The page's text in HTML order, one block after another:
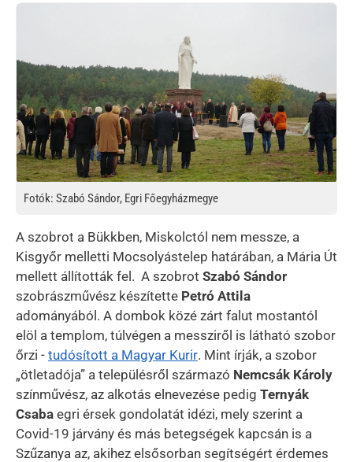
Fotók: Szabó Sándor, Egri Főegyházmegye
A szobrot a Bükkben, Miskolctól nem messze, a
Kisgyőr melletti Mocsolyástelep határában, a Mária Út
mellett állították fel. A szobrot Szabó Sándor
szobrászművész készítette Petró Attila
adományából. A dombok közé zárt falut mostantól
elöl a templom, túlvégen a messziről is látható szobor
őrzi - tudósított a Magyar Kurir. Mint írják, a szobor
„ötletadója” a településről származó Nemcsák Károly
színművész, az alkotás elnevezése pedig Ternyák
Csaba egri érsek gondolatát idézi, mely szerint a
Covid-19 járvány és más betegségek kapcsán is a
Szűzanya az, akihez elsősorban segítségért érdemes